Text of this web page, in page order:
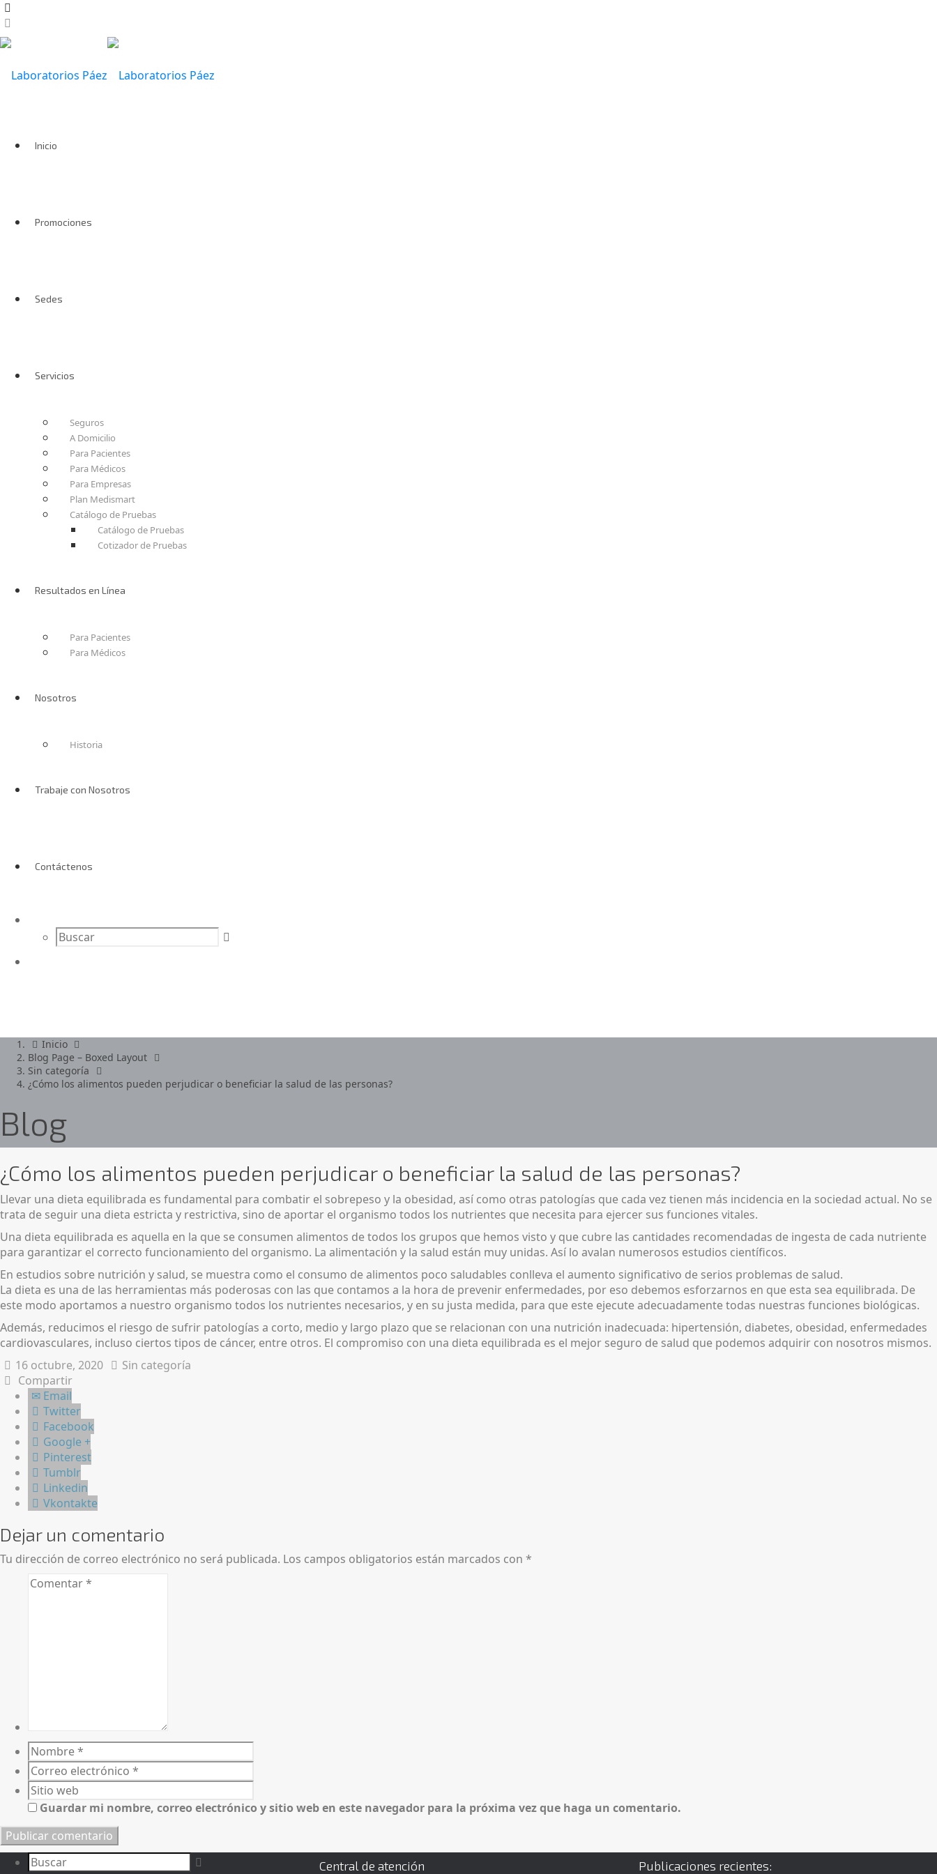
Inicio
Promociones
Sedes
Servicios
Seguros
A Domicilio
Para Pacientes
Para Médicos
Para Empresas
Plan Medismart
Catálogo de Pruebas
Catálogo de Pruebas
Cotizador de Pruebas
Resultados en Línea
Para Pacientes
Para Médicos
Nosotros
Historia
Trabaje con Nosotros
Contáctenos
Inicio
Blog Page – Boxed Layout
Sin categoría
¿Cómo los alimentos pueden perjudicar o beneficiar la salud de las personas?
Blog
¿Cómo los alimentos pueden perjudicar o beneficiar la salud de las personas?
Llevar una dieta equilibrada es fundamental para combatir el sobrepeso y la obesidad, así como otras patologías que cada vez tienen más incidencia en la sociedad actual. No se
trata de seguir una dieta estricta y restrictiva, sino de aportar el organismo todos los nutrientes que necesita para ejercer sus funciones vitales.
Una dieta equilibrada es aquella en la que se consumen alimentos de todos los grupos que hemos visto y que cubre las cantidades recomendadas de ingesta de cada nutriente
para garantizar el correcto funcionamiento del organismo. La alimentación y la salud están muy unidas. Así lo avalan numerosos estudios científicos.
En estudios sobre nutrición y salud, se muestra como el consumo de alimentos poco saludables conlleva el aumento significativo de serios problemas de salud.
La dieta es una de las herramientas más poderosas con las que contamos a la hora de prevenir enfermedades, por eso debemos esforzarnos en que esta sea equilibrada. De
este modo aportamos a nuestro organismo todos los nutrientes necesarios, y en su justa medida, para que este ejecute adecuadamente todas nuestras funciones biológicas.
Además, reducimos el riesgo de sufrir patologías a corto, medio y largo plazo que se relacionan con una nutrición inadecuada: hipertensión, diabetes, obesidad, enfermedades
cardiovasculares, incluso ciertos tipos de cáncer, entre otros. El compromiso con una dieta equilibrada es el mejor seguro de salud que podemos adquirir con nosotros mismos.
16 octubre, 2020
Sin categoría
Compartir
Email
Twitter
Facebook
Google +
Pinterest
Tumblr
Linkedin
Vkontakte
Dejar un comentario
Tu dirección de correo electrónico no será publicada. Los campos obligatorios están marcados con *
Guardar mi nombre, correo electrónico y sitio web en este navegador para la próxima vez que haga un comentario.
Central de atención Publicaciones recientes: